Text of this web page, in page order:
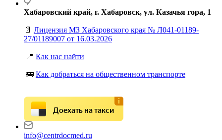
Хабаровский край, г. Хабаровск, ул. Казачья гора, 1
📄 Лицензия МЗ Хабаровского края № Л041-01189-
27/01189007 от 16.03.2026
📍 Как нас найти
🚌 Как добраться на общественном транспорте
Доехать на такси
info@centrdocmed.ru